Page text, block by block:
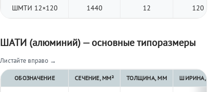
ШМТИ 12×120 1440 12 120
ШАТИ (алюминий) — основные типоразмеры
Листайте вправо →
ОБОЗНАЧЕНИЕ СЕЧЕНИЕ, ММ² ТОЛЩИНА, ММ ШИРИНА, ММ